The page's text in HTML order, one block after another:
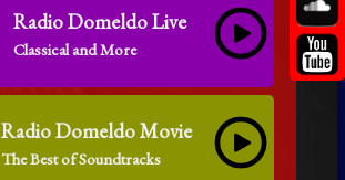
Radio Domeldo Live
Classical and More
Radio Domeldo Movie
The Best of Soundtracks